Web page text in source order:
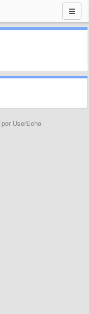
por UserEcho